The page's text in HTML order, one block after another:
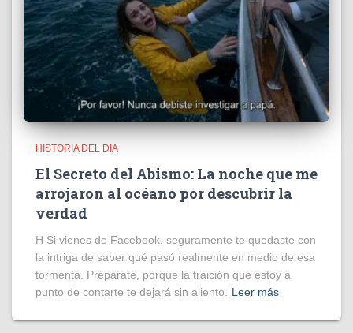
HISTORIA DEL DIA
El Secreto del Abismo: La noche que me
arrojaron al océano por descubrir la
verdad
H Si vienes de Facebook, seguramente te quedaste con
la intriga de saber qué pasó realmente en medio de esa
tormenta. Prepárate, porque la traición que estoy a
punto de contarte te dejará sin aliento.
Leer más